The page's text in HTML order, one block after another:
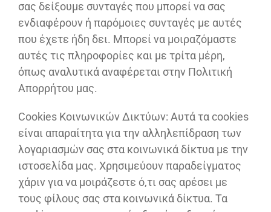
σας δείξουμε συνταγές που μπορεί να σας
ενδιαφέρουν ή παρόμοιες συνταγές με αυτές
που έχετε ήδη δει. Μπορεί να μοιραζόμαστε
αυτές τις πληροφορίες και με τρίτα μέρη,
όπως αναλυτικά αναφέρεται στην Πολιτική
Απορρήτου μας.
Cookies Κοινωνικών Δικτύων: Αυτά τα cookies
είναι απαραίτητα για την αλληλεπίδραση των
λογαριασμών σας στα κοινωνικά δίκτυα με την
ιστοσελίδα μας. Χρησιμεύουν παραδείγματος
χάριν για να μοιράζεστε ό,τι σας αρέσει με
τους φίλους σας στα κοινωνικά δίκτυα. Τα